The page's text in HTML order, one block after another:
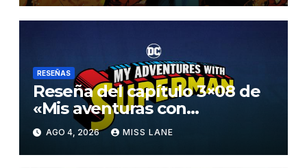
RESEÑAS
Reseña del capítulo 3×08 de
«Mis aventuras con
Superman»
AGO 4, 2026 MISS LANE